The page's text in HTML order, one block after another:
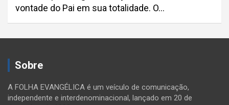
vontade do Pai em sua totalidade. O…
Sobre
A FOLHA EVANGÉLICA é um veículo de comunicação,
independente e interdenominacional, lançado em 20 de